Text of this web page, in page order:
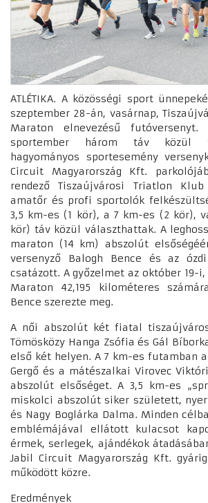
ATLÉTIKA. A közösségi sport
szeptember 28-án, vasárnap,
Maraton elnevezésű
sportember három táv közül
hagyományos sportesemény
Circuit Magyarország Kft.
rendező Tiszaújvárosi Triatlon
amatőr és profi sportolók
3,5 km-es (1 kör), a 7 km-es (2 kör),
kör) táv közül választhattak. A
maraton (14 km) abszolút
versenyző Balogh Bence és az
csatázott. A győzelmet az október 19-
Maraton 42,195 kilométeres
Bence szerezte meg.
A női abszolút két fiatal
Tömösközy Hanga Zsófia és Gál
első két helyen. A 7 km-es futamban
Gergő és a mátészalkai Virovec
abszolút elsőséget. A 3,5 km-es
miskolci abszolút siker született,
és Nagy Boglárka Dalma. Minden
emblémájával ellátott kulacsot
érmek, serlegek, ajándékok
Jabil Circuit Magyarország Kft.
működött közre.
Eredmények